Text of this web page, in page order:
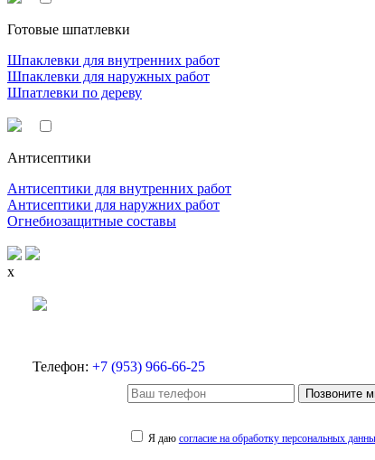
Готовые шпатлевки
Шпаклевки для внутренних работ
Шпаклевки для наружных работ
Шпатлевки по дереву
Антисептики
Антисептики для внутренних работ
Антисептики для наружних работ
Огнебиозащитные составы
x
Телефон: +7 (953) 966-66-25
Позвоните
Я даю согласие на обработку персональных